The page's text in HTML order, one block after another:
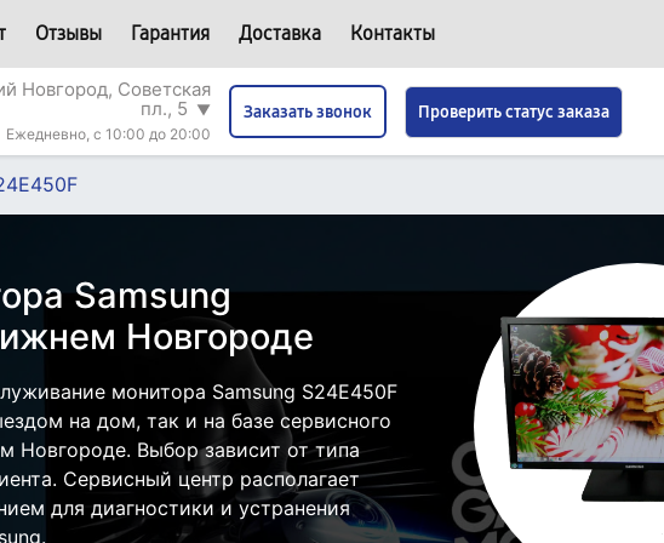
Отзывы Гарантия Доставка Контакты
Новгород, Советская
пл., 5 ▼
Ежедневно, с 10:00 до 20:00
Заказать звонок Проверить статус заказа
Samsung
Новгороде
монитора Samsung S24E450F
на дом, так и на базе сервисного
Новгороде. Выбор зависит от типа
Сервисный центр располагает
для диагностики и устранения